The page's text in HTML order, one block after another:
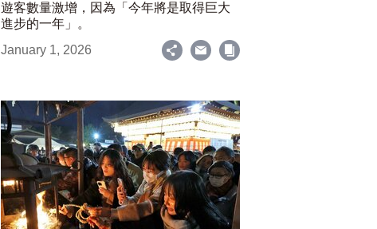
遊客數量激增，因為「今年將是取得巨大
進步的一年」。
January 1, 2026